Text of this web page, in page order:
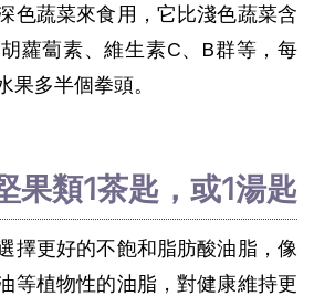
色蔬菜來食用，它比淺色蔬菜含
蘿蔔素、維生素C、B群等，每
果多半個拳頭。
果類1茶匙，或1湯匙
擇更好的不飽和脂肪酸油脂，像
等植物性的油脂，對健康維持更